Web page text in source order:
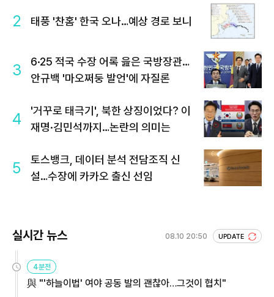
2 태풍 '찬홈' 한국 오나…예상 경로 보니
3
6·25 적국 수장 어록 읊은 국방장관…
안규백 '마오쩌둥 발언'에 자질론
4
'거꾸로 태극기', 북한 상징이었다? 이
재명·김민석까지…논란의 의미는
5
토스뱅크, 데이터 분석 전담조직 신
설…수장에 카카오 출신 선임
실시간 뉴스 08.10 20:50 UPDATE
4분전
與 "'하늘이법' 여야 공동 발의 괜찮아…그것이 협치"